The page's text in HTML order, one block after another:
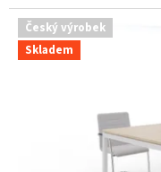
Český výrobek
Skladem